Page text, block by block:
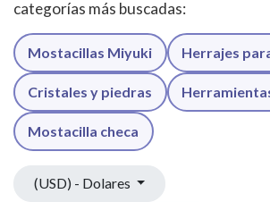
categorías más buscadas:
Mostacillas Miyuki Herrajes
Cristales y piedras
Mostacilla checa
(USD) - Dolares